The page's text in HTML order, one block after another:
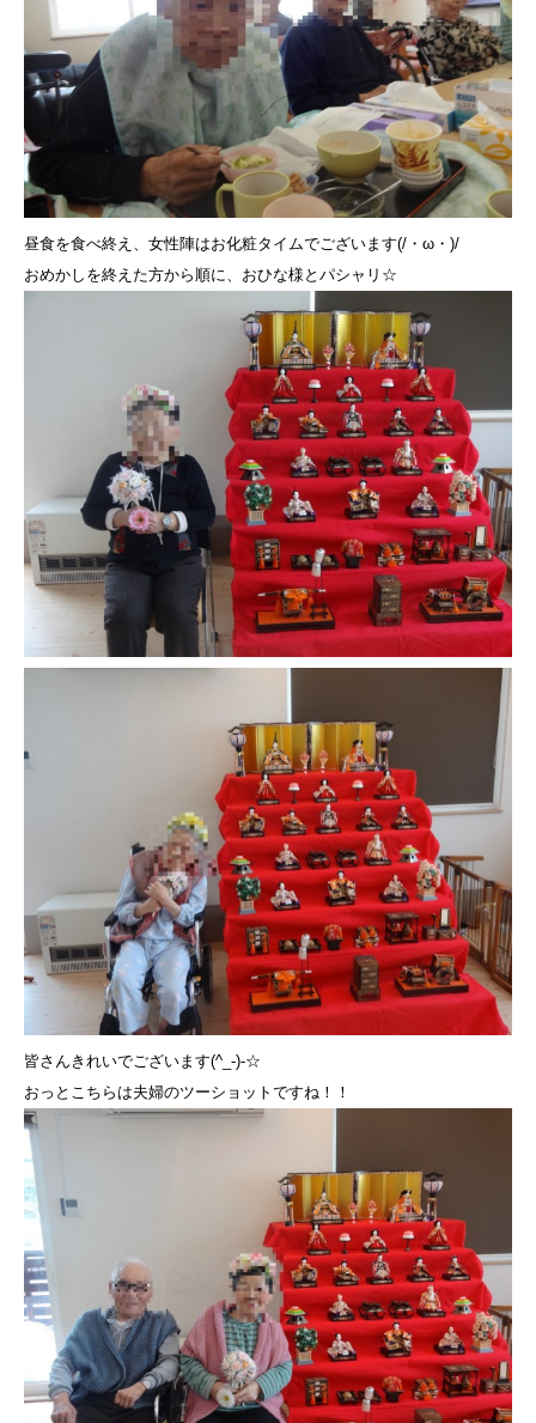
昼食を食べ終え、女性陣はお化粧タイムでございます(/・ω・)/
おめかしを終えた方から順に、おひな様とパシャリ☆
皆さんきれいでございます(^_-)-☆
おっとこちらは夫婦のツーショットですね！！